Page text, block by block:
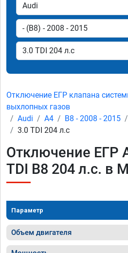
Отключение ЕГР клапана
выхлопных газов
Audi
A4 B8 - 2008 - 2015
3.0 TDI 204 л.с
Отключение ЕГР
TDI B8 204 л.с. в
Параметр
Объем двигателя